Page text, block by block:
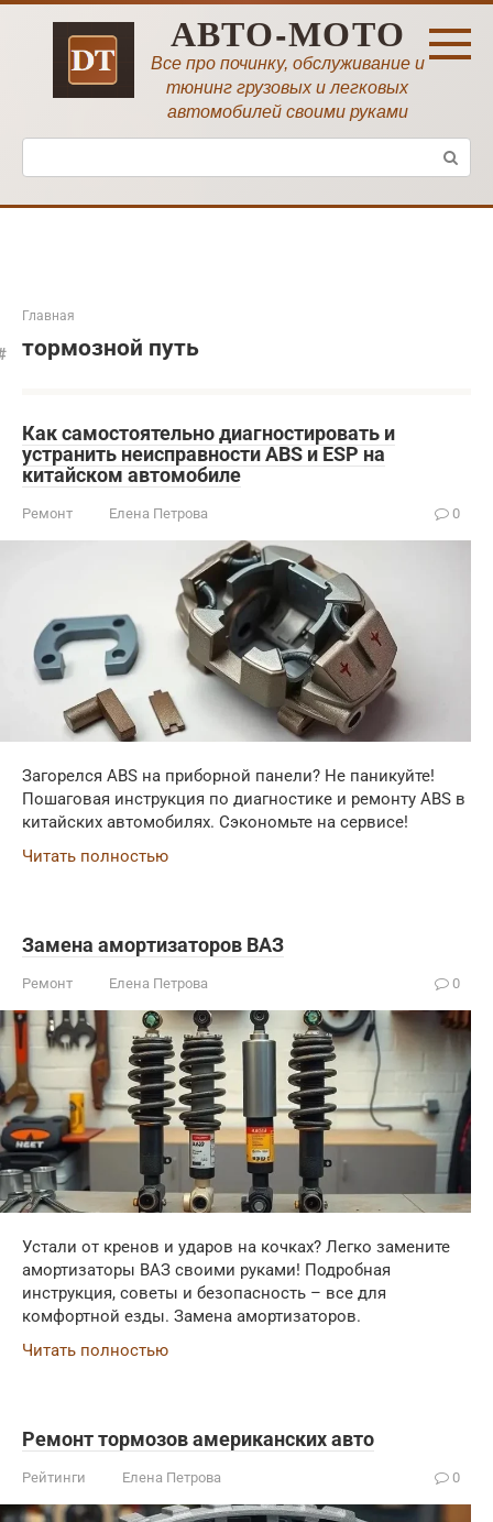
Перейти
АВТО-МОТО
Все про починку, обслуживание и
тюнинг грузовых и легковых
автомобилей своими руками
Поиск:
Главная
тормозной путь
Как самостоятельно диагностировать и
устранить неисправности ABS и ESP на
китайском автомобиле
Ремонт Елена Петрова 0
Загорелся ABS на приборной панели? Не паникуйте!
Пошаговая инструкция по диагностике и ремонту ABS в
китайских автомобилях. Сэкономьте на сервисе!
Читать полностью
Замена амортизаторов ВАЗ
Ремонт Елена Петрова 0
Устали от кренов и ударов на кочках? Легко замените
амортизаторы ВАЗ своими руками! Подробная
инструкция, советы и безопасность – все для
комфортной езды. Замена амортизаторов.
Читать полностью
Ремонт тормозов американских авто
Рейтинги Елена Петрова 0